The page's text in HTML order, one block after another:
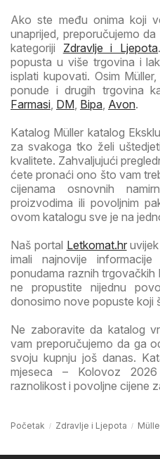
Ako ste među onima koji
unaprijed, preporučujemo
kategoriji Zdravlje i Ljepota
popusta u više trgovina i
isplati kupovati. Osim
ponude i drugih trgovina
Farmasi DM Bipa Avon.
Katalog Müller katalog
za svakoga tko želi
kvalitete. Zahvaljujući
ćete pronaći ono što vam
cijenama osnovnih
proizvodima ili povoljnim
ovom katalogu sve je na
Naš portal Letkomat.hruvijek
imali najnovije
ponudama raznih
ne propustite nijednu
donosimo nove popuste koji
Ne zaboravite da katalog
vam preporučujemo da ga
svoju kupnju još danas.
mjeseca – Kolovoz
raznolikost i povoljne cijene
Početak Zdravlje i Ljepota